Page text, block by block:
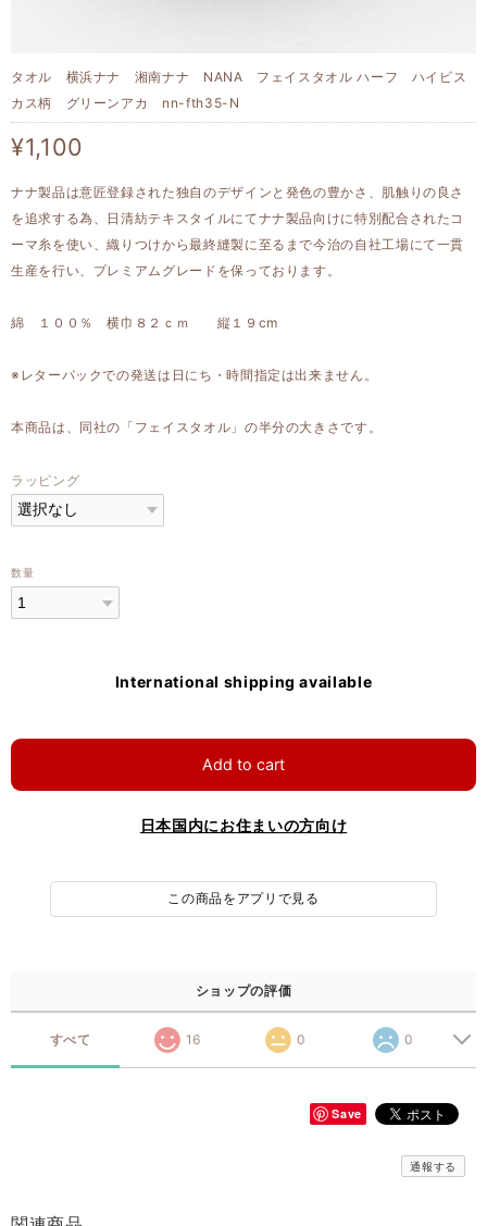
タオル 横浜ナナ 湘南ナナ NANA フェイスタオル ハーフ ハイビス
カス柄 グリーンアカ nn-fth35-N
¥1,100
ナナ製品は意匠登録された独自のデザインと発色の豊かさ、肌触りの良さ
を追求する為、日清紡テキスタイルにてナナ製品向けに特別配合されたコ
ーマ糸を使い、織りつけから最終縫製に至るまで今治の自社工場にて一貫
生産を行い、プレミアムグレードを保っております。
綿 １００％ 横巾８２ｃｍ 縦１９cm
※レターパックでの発送は日にち・時間指定は出来ません。
本商品は、同社の「フェイスタオル」の半分の大きさです。
ラッピング
数量
International shipping available
Add to cart
日本国内にお住まいの方向け
この商品をアプリで見る
ショップの評価
すべて 16 0 0
Save
通報する